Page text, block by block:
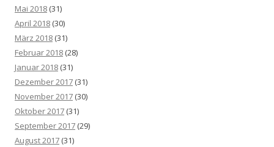
Mai 2018 (31)
April 2018 (30)
März 2018 (31)
Februar 2018 (28)
Januar 2018 (31)
Dezember 2017 (31)
November 2017 (30)
Oktober 2017 (31)
September 2017 (29)
August 2017 (31)